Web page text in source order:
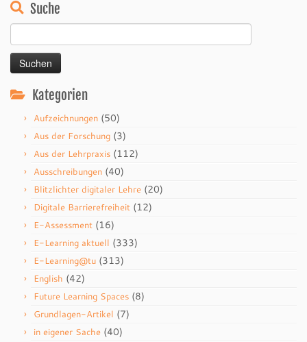
Suche
nach:
Kategorien
Aufzeichnungen (50)
Aus der Forschung (3)
Aus der Lehrpraxis (112)
Ausschreibungen (40)
Blitzlichter digitaler Lehre (20)
Digitale Barrierefreiheit (12)
E-Assessment (16)
E-Learning aktuell (333)
E-Learning@tu (313)
English (42)
Future Learning Spaces (8)
Grundlagen-Artikel (7)
in eigener Sache (40)